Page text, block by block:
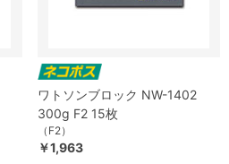
ワトソンブロック NW-1402
300g F2 15枚
（F2）
￥1,963